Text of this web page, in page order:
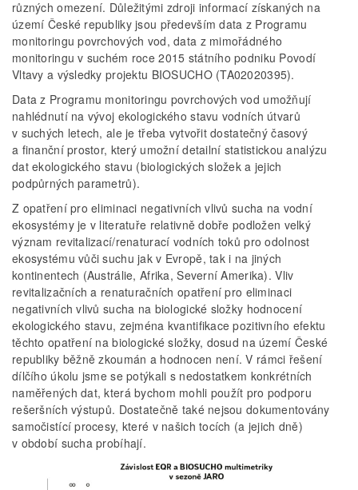
různých omezení. Důležitými zdroji informací získaných na
území České republiky jsou především data z Programu
monitoringu povrchových vod, data z mimořádného
monitoringu v suchém roce 2015 státního podniku Povodí
Vltavy a výsledky projektu BIOSUCHO (TA02020395).
Data z Programu monitoringu povrchových vod umožňují
nahlédnutí na vývoj ekologického stavu vodních útvarů
v suchých letech, ale je třeba vytvořit dostatečný časový
a finanční prostor, který umožní detailní statistickou analýzu
dat ekologického stavu (biologických složek a jejich
podpůrných parametrů).
Z opatření pro eliminaci negativních vlivů sucha na vodní
ekosystémy je v literatuře relativně dobře podložen velký
význam revitalizací/renaturací vodních toků pro odolnost
ekosystému vůči suchu jak v Evropě, tak i na jiných
kontinentech (Austrálie, Afrika, Severní Amerika). Vliv
revitalizačních a renaturačních opatření pro eliminaci
negativních vlivů sucha na biologické složky hodnocení
ekologického stavu, zejména kvantifikace pozitivního efektu
těchto opatření na biologické složky, dosud na území České
republiky běžně zkoumán a hodnocen není. V rámci řešení
dílčího úkolu jsme se potýkali s nedostatkem konkrétních
naměřených dat, která bychom mohli použít pro podporu
rešeršních výstupů. Dostatečně také nejsou dokumentovány
samočistící procesy, které v našich tocích (a jejich dně)
v období sucha probíhají.